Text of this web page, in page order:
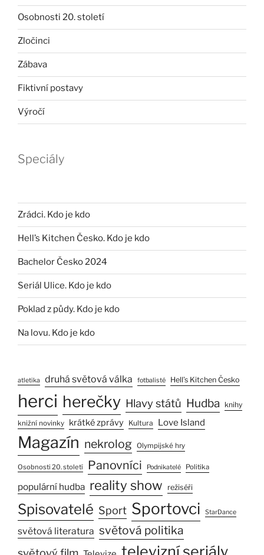
Osobnosti 20. století
Zločinci
Zábava
Fiktivní postavy
Výročí
Speciály
Zrádci. Kdo je kdo
Hell’s Kitchen Česko. Kdo je kdo
Bachelor Česko 2024
Seriál Ulice. Kdo je kdo
Poklad z půdy. Kdo je kdo
Na lovu. Kdo je kdo
atletika druhá světová válka fotbalisté Hell’s Kitchen Česko
herci herečky Hlavy států Hudba knihy
knižní novinky krátké zprávy Kultura Love Island
Magazín nekrolog Olympijské hry
Osobnosti 20. století Panovníci Podnikatelé Politika
populární hudba reality show režiséři
Spisovatelé Sport Sportovci StarDance
světová literatura světová politika
televizní seriály